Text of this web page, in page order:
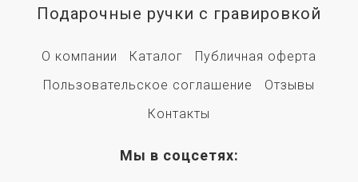
Подарочные ручки с гравировкой
О компании Каталог
Публичная оферта
Пользовательское соглашение
Отзывы
Контакты
Мы в соцсетях: